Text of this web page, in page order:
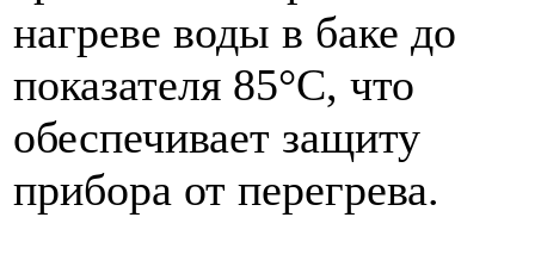
нагреве воды в баке до
показателя 85°С, что
обеспечивает защиту
прибора от перегрева.